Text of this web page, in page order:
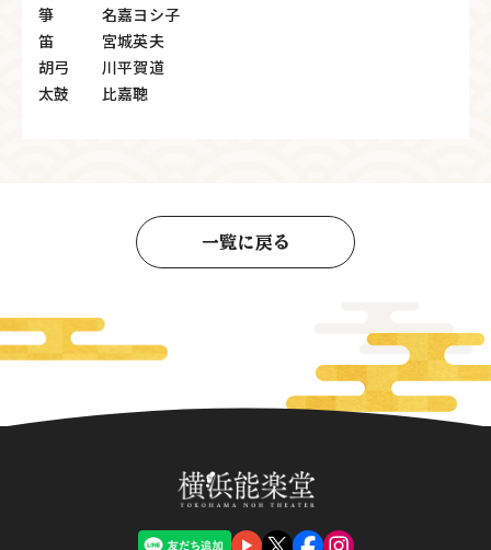
箏 名嘉ヨシ子
笛 宮城英夫
胡弓 川平賀道
太鼓 比嘉聰
一覧に戻る